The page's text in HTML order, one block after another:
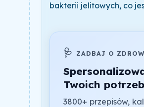
bakterii jelitowych, co
🩺 ZADBAJ O
Twoich potrzeb
3800+ przepisów,